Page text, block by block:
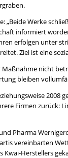
„Beide Werke
informiert
erfolgen unter
Ziel ist eine
nicht
bleiben
2008
Firmen zurück:
Pharma
vereinbarten
Kwai-Herstellers